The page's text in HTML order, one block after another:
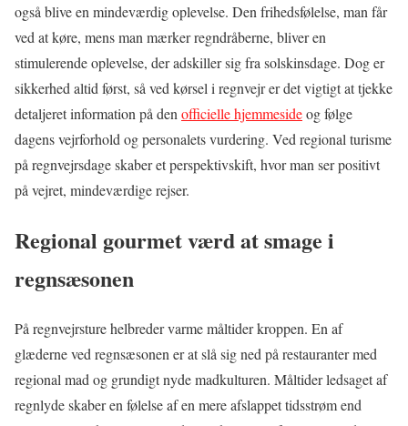
også blive en mindeværdig oplevelse. Den frihedsfølelse, man får
ved at køre, mens man mærker regndråberne, bliver en
stimulerende oplevelse, der adskiller sig fra solskinsdage. Dog er
sikkerhed altid først, så ved kørsel i regnvejr er det vigtigt at tjekke
detaljeret information på den officielle hjemmesideog følge
dagens vejrforhold og personalets vurdering. Ved regional turisme
på regnvejrsdage skaber et perspektivskift, hvor man ser positivt
på vejret, mindeværdige rejser.
Regional gourmet værd at smage i
regnsæsonen
På regnvejrsture helbreder varme måltider kroppen. En af
glæderne ved regnsæsonen er at slå sig ned på restauranter med
regional mad og grundigt nyde madkulturen. Måltider ledsaget af
regnlyde skaber en følelse af en mere afslappet tidsstrøm end